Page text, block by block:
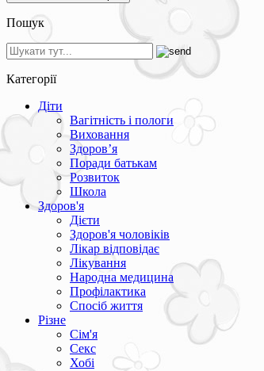
Пошук
Категорії
Діти
Вагітність і пологи
Виховання
Здоров’я
Поради батькам
Розвиток
Школа
Здоров'я
Дієти
Здоров'я чоловіків
Лікар відповідає
Лікування
Народна медицина
Профілактика
Спосіб життя
Різне
Сім'я
Секс
Хобі